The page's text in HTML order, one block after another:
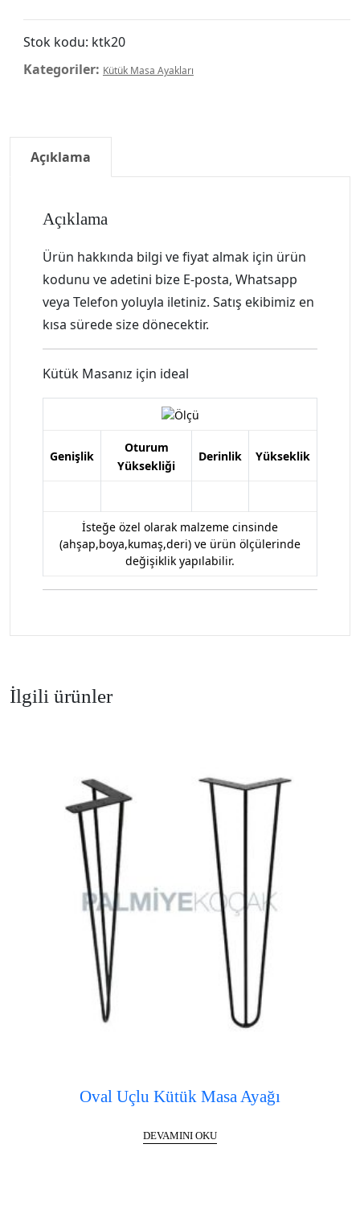
Stok kodu: ktk20
Kategoriler: Kütük Masa Ayakları
Açıklama
Açıklama
Ürün hakkında bilgi ve fiyat almak için ürün
kodunu ve adetini bize E-posta, Whatsapp
veya Telefon yoluyla iletiniz. Satış ekibimiz en
kısa sürede size dönecektir.
Kütük Masanız için ideal
Genişlik
Oturum
Yüksekliği
Derinlik Yükseklik
İsteğe özel olarak malzeme cinsinde
(ahşap,boya,kumaş,deri) ve ürün ölçülerinde
değişiklik yapılabilir.
İlgili ürünler
Oval Uçlu Kütük Masa Ayağı
DEVAMINI OKU